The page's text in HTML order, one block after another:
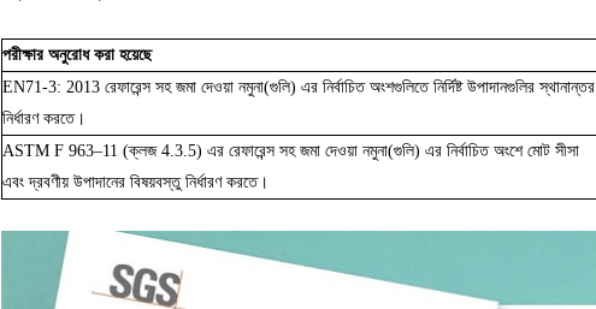
পরীক্ষার অনুরোধ করা হয়েছে
EN71-3: 2013 রেফারেন্স সহ জমা দেওয়া নমুনা(গুলি) এর নির্বাচিত অংশগুলিতে নির্দিষ্ট উপাদানগুলির স্থানান্তর
নির্ধারণ করতে।
ASTM F 963–11 (ক্লজ 4.3.5) এর রেফারেন্স সহ জমা দেওয়া নমুনা(গুলি) এর নির্বাচিত অংশে মোট সীসা
এবং দ্রবণীয় উপাদানের বিষয়বস্তু নির্ধারণ করতে।